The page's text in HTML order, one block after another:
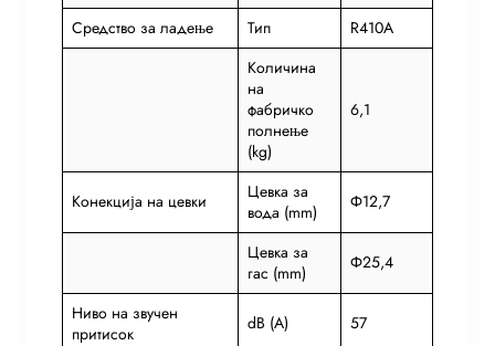
Средство за ладење Тип
R410A
Количина
на
фабричко
полнење
(kg)
6,1
Конекција на цевки
Цевка за
вода (mm)
Ф12,7
Цевка за
гас (mm)
Ф25,4
Ниво на звучен
притисок
dB (A) 57